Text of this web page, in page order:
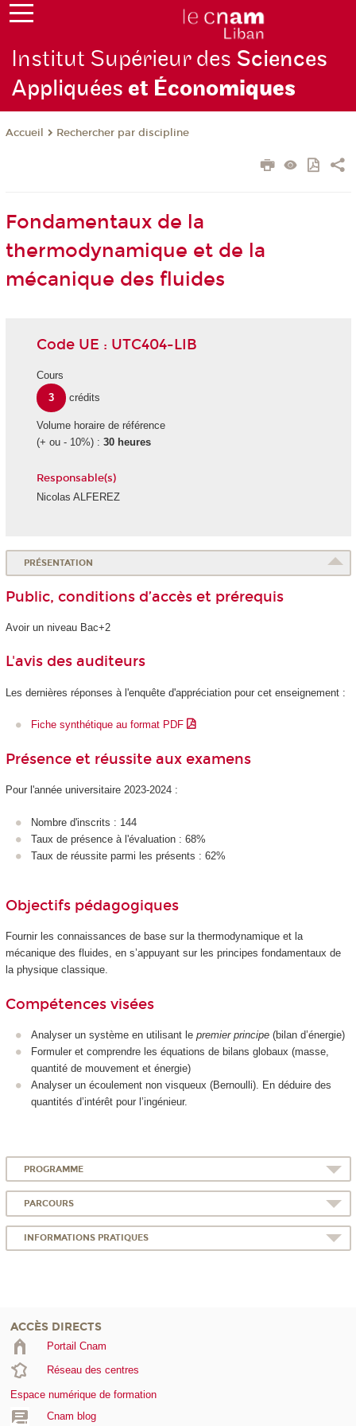
Institut Supérieur des Sciences
Appliquéeset Économiques
Accueil Rechercher par discipline
Fondamentaux de la
thermodynamique et de la
mécanique des fluides
Code UE : UTC404-LIB
Cours
3
crédits
Volume horaire de référence
(+ ou - 10%) : 30 heures
Responsable(s)
Nicolas ALFEREZ
PRÉSENTATION
Public, conditions d’accès et prérequis
Avoir un niveau Bac+2
L'avis des auditeurs
Les dernières réponses à l'enquête d'appréciation pour cet enseignement :
Fiche synthétique au format PDF
Présence et réussite aux examens
Pour l'année universitaire 2023-2024 :
Nombre d'inscrits : 144
Taux de présence à l'évaluation : 68%
Taux de réussite parmi les présents : 62%
Objectifs pédagogiques
Fournir les connaissances de base sur la thermodynamique et la
mécanique des fluides, en s’appuyant sur les principes fondamentaux de
la physique classique.
Compétences visées
Analyser un système en utilisant le premier principe (bilan d’énergie)
Formuler et comprendre les équations de bilans globaux (masse,
quantité de mouvement et énergie)
Analyser un écoulement non visqueux (Bernoulli). En déduire des
quantités d’intérêt pour l’ingénieur.
PROGRAMME
PARCOURS
INFORMATIONS PRATIQUES
ACCÈS DIRECTS
Portail Cnam
Réseau des centres
Espace numérique de formation
Cnam blog